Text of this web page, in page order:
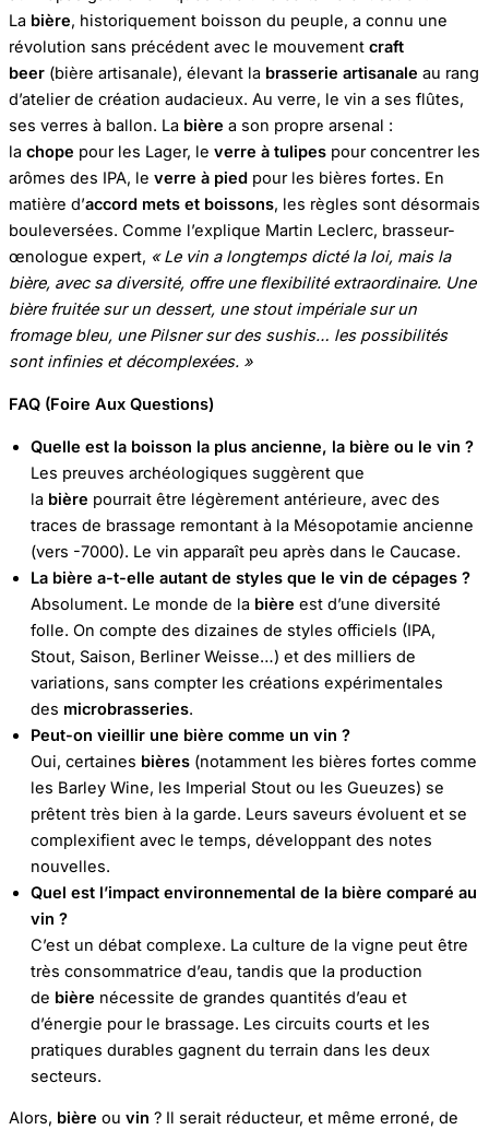
La bière, historiquement boisson du peuple, a connu une
révolution sans précédent avec le mouvement craft
beer (bière artisanale), élevant la brasserie artisanale au rang
d’atelier de création audacieux. Au verre, le vin a ses flûtes,
ses verres à ballon. La bière a son propre arsenal :
la chope pour les Lager, le verre à tulipes pour concentrer les
arômes des IPA, le verre à pied pour les bières fortes. En
matière d’accord mets et boissons, les règles sont désormais
bouleversées. Comme l’explique Martin Leclerc, brasseur-
œnologue expert, « Le vin a longtemps dicté la loi, mais la
bière, avec sa diversité, offre une flexibilité extraordinaire. Une
bière fruitée sur un dessert, une stout impériale sur un
fromage bleu, une Pilsner sur des sushis… les possibilités
sont infinies et décomplexées. »
FAQ (Foire Aux Questions)
Quelle est la boisson la plus ancienne, la bière ou le vin ?
Les preuves archéologiques suggèrent que
la bière pourrait être légèrement antérieure, avec des
traces de brassage remontant à la Mésopotamie ancienne
(vers -7000). Le vin apparaît peu après dans le Caucase.
La bière a-t-elle autant de styles que le vin de cépages ?
Absolument. Le monde de la bière est d’une diversité
folle. On compte des dizaines de styles officiels (IPA,
Stout, Saison, Berliner Weisse…) et des milliers de
variations, sans compter les créations expérimentales
des microbrasseries.
Peut-on vieillir une bière comme un vin ?
Oui, certaines bières (notamment les bières fortes comme
les Barley Wine, les Imperial Stout ou les Gueuzes) se
prêtent très bien à la garde. Leurs saveurs évoluent et se
complexifient avec le temps, développant des notes
nouvelles.
Quel est l’impact environnemental de la bière comparé au
vin ?
C’est un débat complexe. La culture de la vigne peut être
très consommatrice d’eau, tandis que la production
de bière nécessite de grandes quantités d’eau et
d’énergie pour le brassage. Les circuits courts et les
pratiques durables gagnent du terrain dans les deux
secteurs.
Alors, bière ou vin ? Il serait réducteur, et même erroné, de